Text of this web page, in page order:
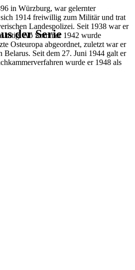
in Würzburg, war gelernter
1914 freiwillig zum Militär und trat
Landespolizei. Seit 1938 war er
tätig. Ab Sommer 1942 wurde
Osteuropa abgeordnet, zuletzt war er
Belarus. Seit dem 27. Juni 1944 galt er
wurde er 1948 als
der Serie